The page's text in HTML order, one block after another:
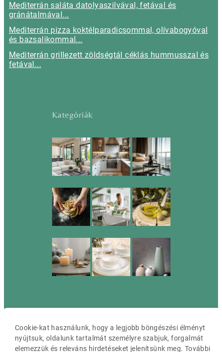
Mediterrán saláta datolyaszilvával, fetával és
gránátalmával...
Mediterrán pizza koktélparadicsommal, olívabogyóval
és bazsalikommal...
Mediterrán grillezett zöldségtál céklás hummusszal és
fetával...
Kategóriák
Cookie-kat használunk, hogy a legjobb böngészési élményt
nyújtsuk, oldalunk tartalmát személyre szabjuk, forgalmát
elemezzük és releváns hirdetéseket jelenítsünk meg. További